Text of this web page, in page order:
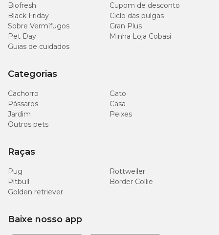
Biofresh
Cupom de desconto
Black Friday
Ciclo das pulgas
Sobre Vermífugos
Gran Plus
Pet Day
Minha Loja Cobasi
Guias de cuidados
Categorias
Cachorro
Gato
Pássaros
Casa
Jardim
Peixes
Outros pets
Raças
Pug
Rottweiler
Pitbull
Border Collie
Golden retriever
Baixe nosso app